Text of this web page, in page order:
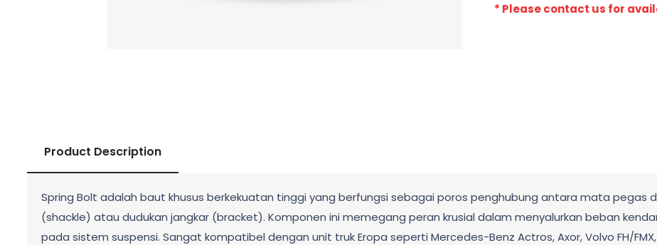
* Please contact us for
Product Description
Spring Bolt adalah baut khusus berkekuatan tinggi yang berfungsi sebagai poros penghubung antara mata pegas
(shackle) atau dudukan jangkar (bracket). Komponen ini memegang peran krusial dalam menyalurkan beban
pada sistem suspensi. Sangat kompatibel dengan unit truk Eropa seperti Mercedes-Benz Actros, Axor, Volvo FH/